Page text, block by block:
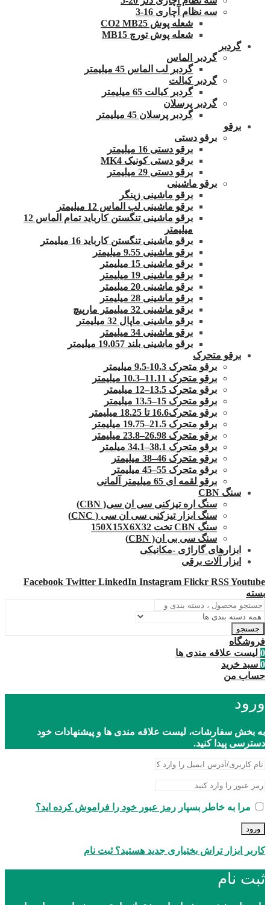
سه نظام آچاری 16-3
شعله پوش CO2 MB25
شعله پوش تورچ MB15
گردبر
گردبر الماس
گردبر لب الماس 45 میلیمتر
گردبر کبالت
گردبر کبالت 65 میلیمتر
گردبر پرسلان
گردبر پرسلان 45 میلیمتر
برقو
برقو دستی
برقو دستی 16 میلیمتر
برقو دستی کونیک MK4
برقو دستی 29 میلیمتر
برقو ماشینی
برقو ماشینی زینگر
برقو ماشینی لب الماس 12 میلیمتر
برقو ماشینی تنگستن کارباید تمام الماس 12
میلیمتر
برقو ماشینی تنگستن کارباید 16 میلیمتر
برقو ماشینی 9.55 میلیمتر
برقو ماشینی 15 میلیمتر
برقو ماشینی 19 میلیمتر
برقو ماشینی 20 میلیمتر
برقو ماشینی 28 میلیمتر
برقو ماشینی 32 میلیمتر مارپیچ
برقو ماشینی ماپال 32 میلیمتر
برقو ماشینی 34 میلیمتر
برقو ماشینی بلند 19.057 میلیمتر
برقو متحرک
برقو متحرک 10.3-9.5 میلیمتر
برقو متحرک 11.11–10.3 میلیمتر
برقو متحرک 13.5–12 میلیمتر
برقو متحرک 15–13.5 میلیمتر
برقو متحرک16.6 تا 18.25 میلیمتر
برقو متحرک 21.5–19.75 میلیمتر
برقو متحرک 26.98–23.8 میلیمتر
برقو متحرک 38.1–34.1 میلمتر
برقو متحرک 46–38 میلیمتر
برقو متحرک 55–45 میلیمتر
برقو لقمه ای 65 میلیمتر آلمانی
سنگ CBN
سنگ اره تیزکنی سی ان سی( CBN)
سنگ ابزار تیزکنی سی ان سی ( CNC)
سنگ CBN تخت 150X15X6X32
سنگ سی بی ان( CBN)
ابزارهای گاراژی -مکانیکی
ابزار آلات برقی
Facebook Twitter LinkedIn Instagram Flickr RSSYoutube
بسته
جستجو
فروشگاه
0 لیست علاقه مندی ها
0 سبد خرید
حساب من
ورود
به بخش سفارشات، لیست علاقه مندی ها و پیشنهادات خود
دسترسی پیدا کنید.
مرا به خاطر بسپار رمز عبور خود را فراموش کرده اید؟
ورود
کاربر ابزار تراش بختیاری جدید هستید؟ ثبت نام
ثبت نام